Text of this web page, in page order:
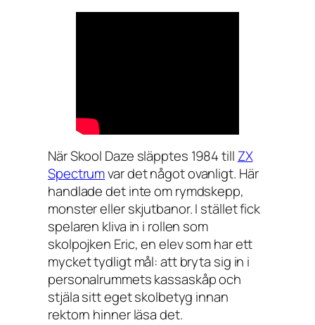
När Skool Daze släpptes 1984 till ZX
Spectrumvar det något ovanligt. Här
handlade det inte om rymdskepp,
monster eller skjutbanor. I stället fick
spelaren kliva in i rollen som
skolpojken Eric, en elev som har ett
mycket tydligt mål: att bryta sig in i
personalrummets kassaskåp och
stjäla sitt eget skolbetyg innan
rektorn hinner läsa det.